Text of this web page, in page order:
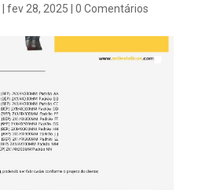
| fev 28, 2025 | 0 Comentários